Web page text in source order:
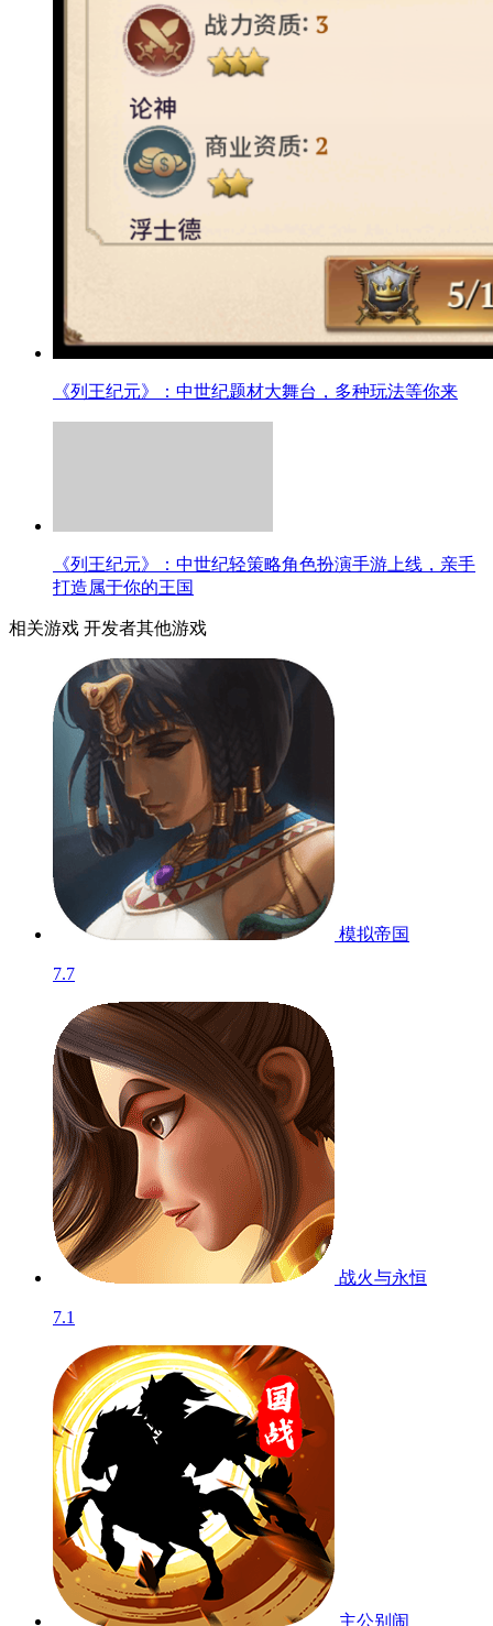
《列王纪元》：中世纪题材大舞台，多种玩法等你来
《列王纪元》：中世纪轻策略角色扮演手游上线，亲手
打造属于你的王国
相关游戏 开发者其他游戏
模拟帝国
7.7
战火与永恒
7.1
主公别闹